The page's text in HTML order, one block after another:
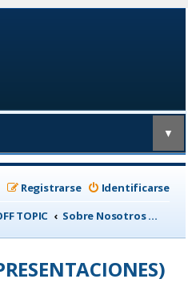
▼
Identificarse
Registrarse
TOPIC Sobre Nosotros (PRESENTACIONES)